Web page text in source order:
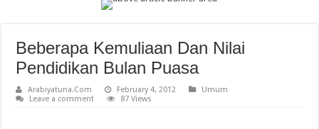
Beberapa Kemuliaan Dan Nilai
Pendidikan Bulan Puasa
Arabiyatuna.Com February 4, 2012
Umum
Leave a comment
87 Views